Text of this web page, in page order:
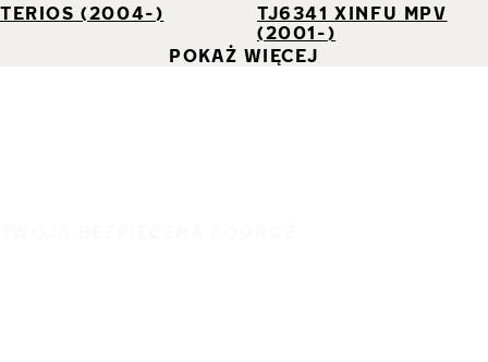
TERIOS (2004-)
TJ6341 XINFU MPV
(2001-)
POKAŻ WIĘCEJ